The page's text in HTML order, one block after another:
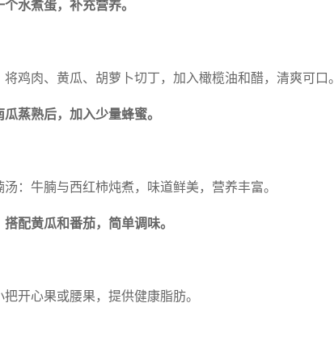
水煮蛋，补充营养。
鸡肉、黄瓜、胡萝卜切丁，加入橄榄油和醋，清爽可口。
蒸熟后，加入少量蜂蜜。
：牛腩与西红柿炖煮，味道鲜美，营养丰富。
配黄瓜和番茄，简单调味。
开心果或腰果，提供健康脂肪。